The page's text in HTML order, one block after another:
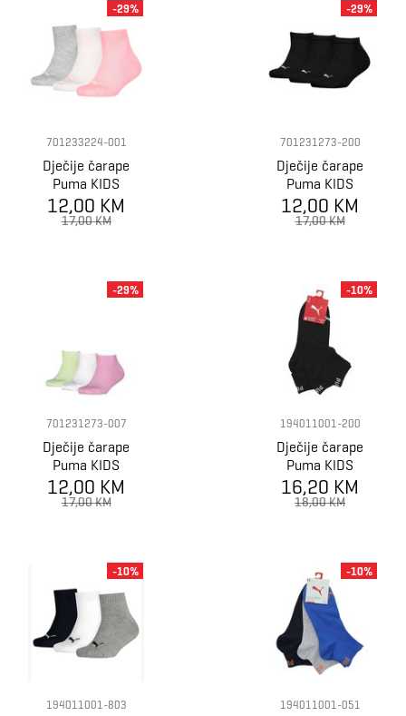
701233224-001
Dječije čarape
Puma KIDS
PLAIN QUARTER
3P
12,00 KM
17,00 KM
-29%
701231273-200
Dječije čarape
Puma KIDS
PLAIN SNEAKER
3P
12,00 KM
17,00 KM
-29%
701231273-007
Dječije čarape
Puma KIDS
PLAIN SNEAKER
3P
12,00 KM
17,00 KM
-29%
194011001-200
Dječije čarape
Puma KIDS
QUARTER 3P
16,20 KM
18,00 KM
-10%
194011001-803
-10%
194011001-051
-10%